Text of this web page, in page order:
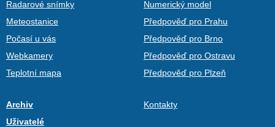
Radarové snímky
Meteostanice
Počasí u vás
Webkamery
Teplotní mapa
Numerický model
Předpověď pro Prahu
Předpověď pro Brno
Předpověď pro Ostravu
Předpověď pro Plzeň
Archiv
Uživatelé
Kontakty